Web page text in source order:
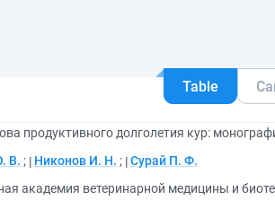
Table
продуктивного долголетия кур:
В. ; Никонов И. Н. ; Сурай П. Ф.
академия ветеринарной медицины и